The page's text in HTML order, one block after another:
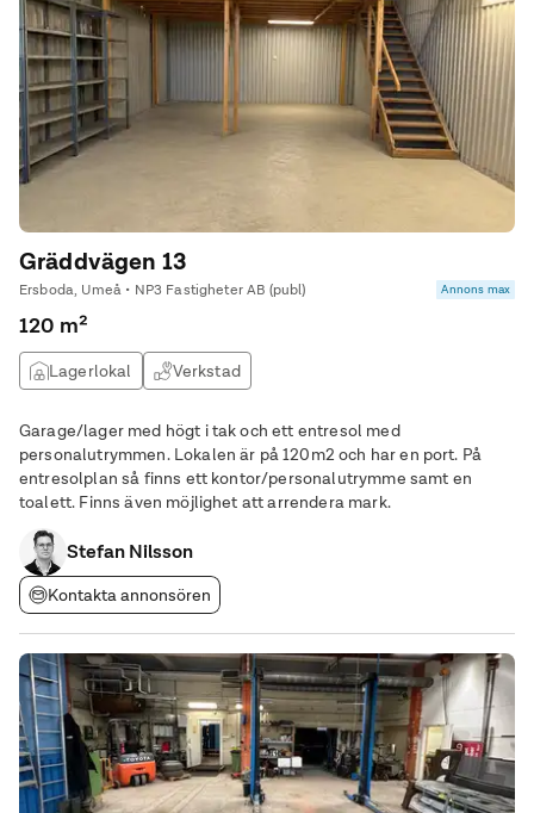
Gräddvägen 13
Ersboda, Umeå • NP3 Fastigheter AB (publ) Annons max
120 m²
Lagerlokal Verkstad
Garage/lager med högt i tak och ett entresol med
personalutrymmen. Lokalen är på 120m2 och har en port. På
entresolplan så finns ett kontor/personalutrymme samt en
toalett. Finns även möjlighet att arrendera mark.
Stefan Nilsson
Kontakta annonsören